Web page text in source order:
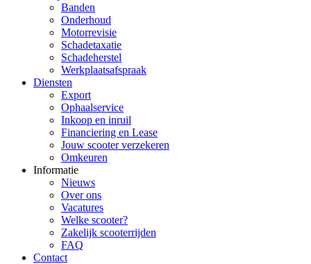
Banden
Onderhoud
Motorrevisie
Schadetaxatie
Schadeherstel
Werkplaatsafspraak
Diensten
Export
Ophaalservice
Inkoop en inruil
Financiering en Lease
Jouw scooter verzekeren
Omkeuren
Informatie
Nieuws
Over ons
Vacatures
Welke scooter?
Zakelijk scooterrijden
FAQ
Contact